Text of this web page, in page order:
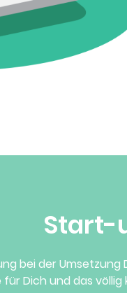
Start-
bei der
Dich und das